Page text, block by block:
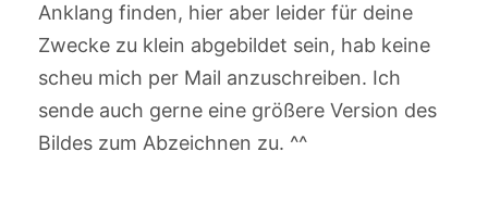
Anklang finden, hier aber leider für deine
Zwecke zu klein abgebildet sein, hab keine
scheu mich per Mail anzuschreiben. Ich
sende auch gerne eine größere Version des
Bildes zum Abzeichnen zu. ^^